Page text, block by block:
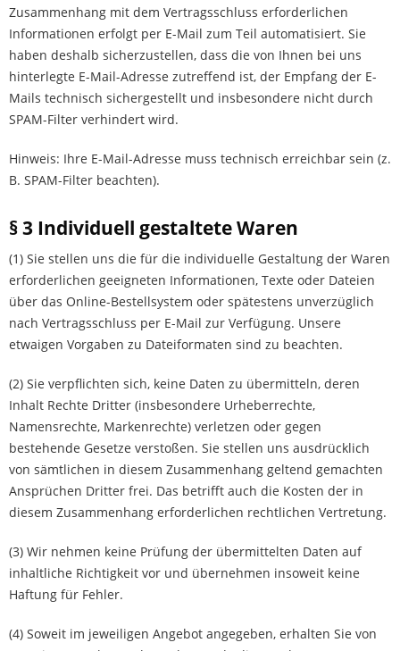
Zusammenhang mit dem Vertragsschluss erforderlichen
Informationen erfolgt per E-Mail zum Teil automatisiert. Sie
haben deshalb sicherzustellen, dass die von Ihnen bei uns
hinterlegte E-Mail-Adresse zutreffend ist, der Empfang der E-
Mails technisch sichergestellt und insbesondere nicht durch
SPAM-Filter verhindert wird.
Hinweis: Ihre E-Mail-Adresse muss technisch erreichbar sein (z.
B. SPAM-Filter beachten).
§ 3 Individuell gestaltete Waren
(1) Sie stellen uns die für die individuelle Gestaltung der Waren
erforderlichen geeigneten Informationen, Texte oder Dateien
über das Online-Bestellsystem oder spätestens unverzüglich
nach Vertragsschluss per E-Mail zur Verfügung. Unsere
etwaigen Vorgaben zu Dateiformaten sind zu beachten.
(2) Sie verpflichten sich, keine Daten zu übermitteln, deren
Inhalt Rechte Dritter (insbesondere Urheberrechte,
Namensrechte, Markenrechte) verletzen oder gegen
bestehende Gesetze verstoßen. Sie stellen uns ausdrücklich
von sämtlichen in diesem Zusammenhang geltend gemachten
Ansprüchen Dritter frei. Das betrifft auch die Kosten der in
diesem Zusammenhang erforderlichen rechtlichen Vertretung.
(3) Wir nehmen keine Prüfung der übermittelten Daten auf
inhaltliche Richtigkeit vor und übernehmen insoweit keine
Haftung für Fehler.
(4) Soweit im jeweiligen Angebot angegeben, erhalten Sie von